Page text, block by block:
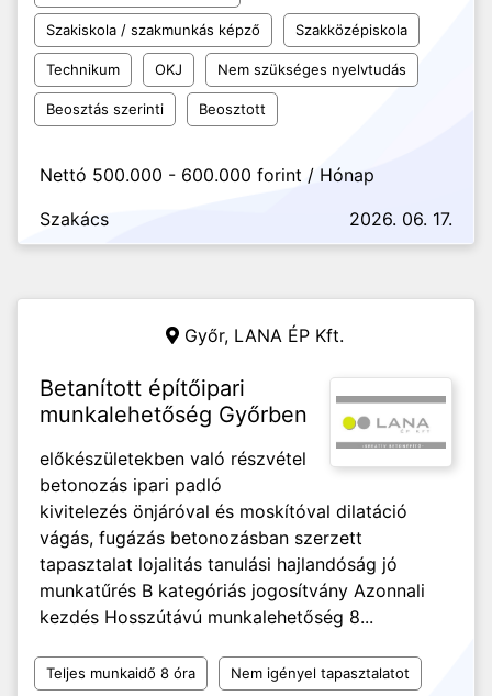
Szakiskola / szakmunkás képző Szakközépiskola
Technikum OKJ Nem szükséges nyelvtudás
Beosztás szerinti Beosztott
Nettó 500.000 - 600.000 forint / Hónap
Szakács
2026. 06. 17.
Győr, LANA ÉP Kft.
Betanított építőipari
munkalehetőség Győrben
előkészületekben való részvétel
betonozás ipari padló
kivitelezés önjáróval és moskítóval dilatáció
vágás, fugázás betonozásban szerzett
tapasztalat lojalitás tanulási hajlandóság jó
munkatűrés B kategóriás jogosítvány Azonnali
kezdés Hosszútávú munkalehetőség 8...
Teljes munkaidő 8 óra Nem igényel tapasztalatot